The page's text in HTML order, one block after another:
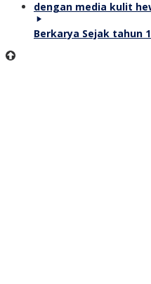
Berkarya Sejak tahun